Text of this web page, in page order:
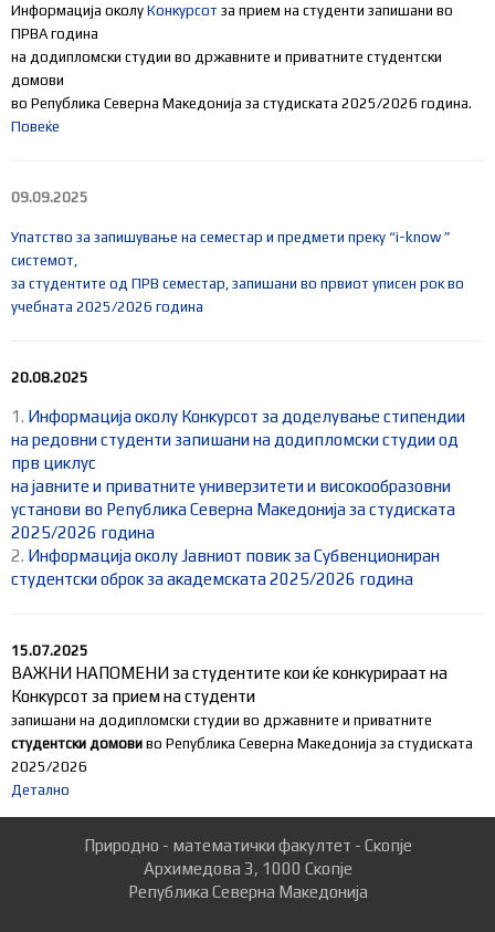
Информација околу Конкурсот за прием на студенти запишани во
ПРВА година
на додипломски студии во државните и приватните студентски
домови
во Република Северна Македонија за студиската 2025/2026 година.
Повеќе
09.09.2025
Упатство за запишување на семестар и предмети преку “i-know ”
системот,
за студентите од ПРВ семестар, запишани во првиот уписен рок во
учeбната 2025/2026 година
20.08.2025
1. Информација околу Конкурсот за доделување стипендии
на редовни студенти запишани на додипломски студии од
прв циклус
на јавните и приватните универзитети и високообразовни
установи во Република Северна Македонија за студиската
2025/2026 година
2. Информација околу Јавниот повик за Субвенциониран
студентски оброк за академската 2025/2026 година
15.07.2025
ВАЖНИ НАПОМЕНИ за студентите кои ќе конкурираат на
Конкурсот за прием на студенти
запишани на додипломски студии во државните и приватните
студентски домови во Република Северна Македонија за студиската
2025/2026
Детално
Природно - математички факултет - Скопје
Архимедова 3, 1000 Скопје
Република Северна Македонија